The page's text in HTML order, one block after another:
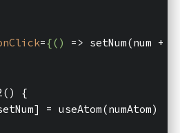
={() => setNum(num +
{
= useAtom(numAtom)